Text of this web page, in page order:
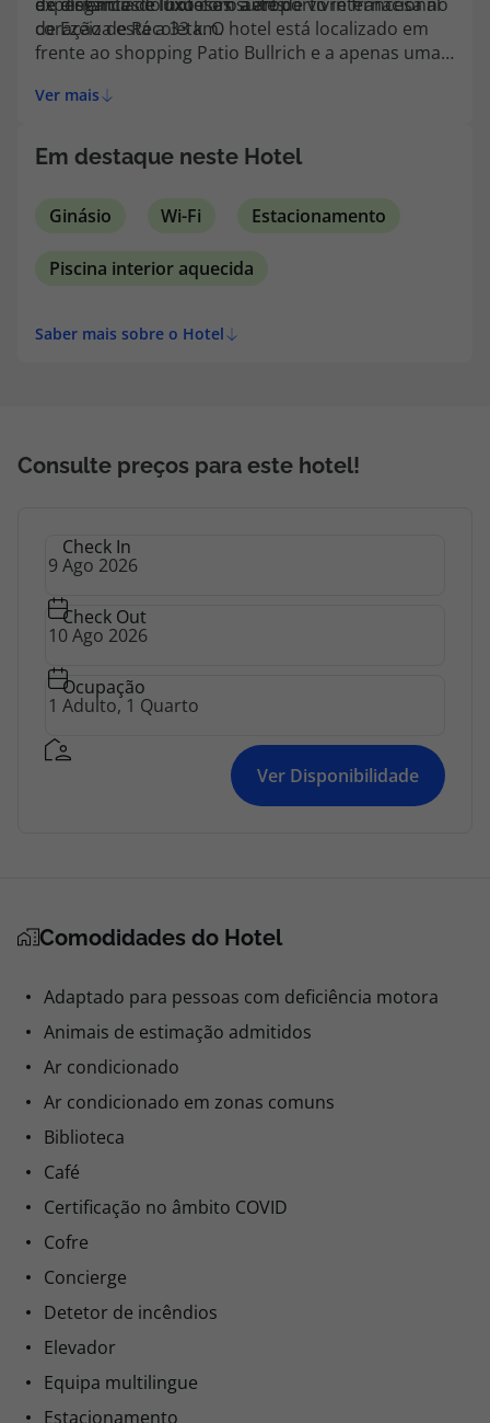
topatlantico@topatlantico.com
de Ezeiza está a 33 km.
coração de Recoleta. O hotel está localizado em
frente ao shopping Patio Bullrich e a apenas uma
internacionais de luxo.
Ver mais
Em destaque neste Hotel
Ginásio Wi-Fi Estacionamento
Piscina interior aquecida
Saber mais sobre o Hotel
Consulte preços para este hotel!
Check In
Check Out
Ocupação
Ver Disponibilidade
Comodidades do Hotel
Adaptado para pessoas com deficiência motora
Animais de estimação admitidos
Ar condicionado
Ar condicionado em zonas comuns
Biblioteca
Café
Certificação no âmbito COVID
Cofre
Concierge
Detetor de incêndios
Elevador
Equipa multilingue
Estacionamento